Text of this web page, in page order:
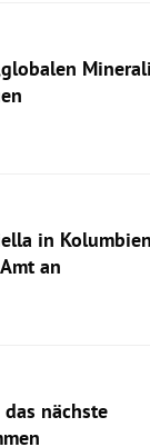
in
an
nächste